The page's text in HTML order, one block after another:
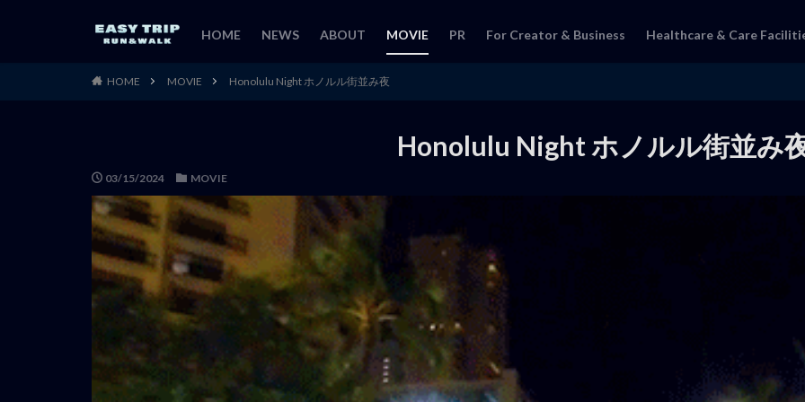
HOME NEWS ABOUT MOVIE PR For Creator & Business Healthcare & Care
HOME MOVIE Honolulu Night ホノルル街並み夜
Honolulu Night ホノルル街並み
03/15/2024 MOVIE